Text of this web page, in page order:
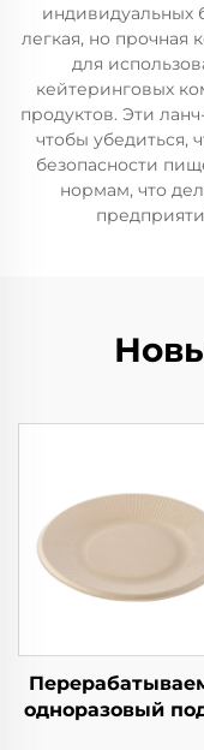
индивидуальных
легкая, но прочная
для
кейтеринговых
продуктов. Эти
чтобы убедиться,
безопасности
нормам, что
одноразовый